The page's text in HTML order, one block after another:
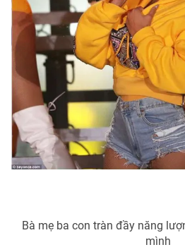
Bà mẹ ba con tràn đầy năng
mình